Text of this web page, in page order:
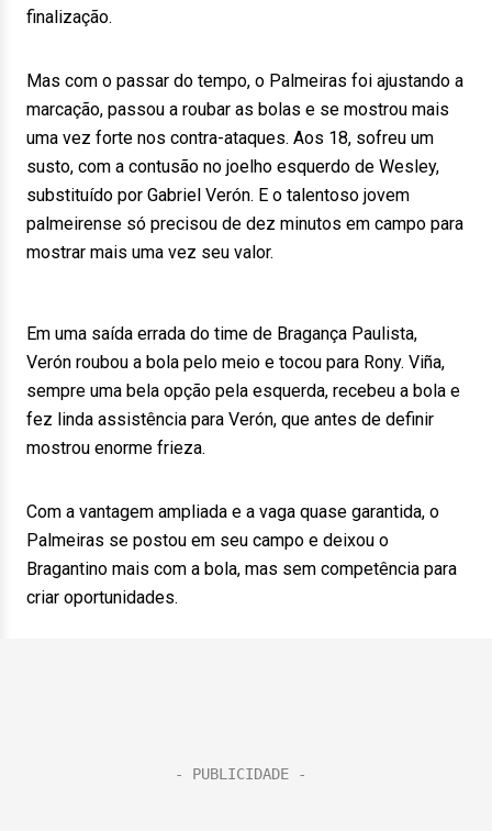
finalização.
Mas com o passar do tempo, o Palmeiras foi ajustando a
marcação, passou a roubar as bolas e se mostrou mais
uma vez forte nos contra-ataques. Aos 18, sofreu um
susto, com a contusão no joelho esquerdo de Wesley,
substituído por Gabriel Verón. E o talentoso jovem
palmeirense só precisou de dez minutos em campo para
mostrar mais uma vez seu valor.
Em uma saída errada do time de Bragança Paulista,
Verón roubou a bola pelo meio e tocou para Rony. Viña,
sempre uma bela opção pela esquerda, recebeu a bola e
fez linda assistência para Verón, que antes de definir
mostrou enorme frieza.
Com a vantagem ampliada e a vaga quase garantida, o
Palmeiras se postou em seu campo e deixou o
Bragantino mais com a bola, mas sem competência para
criar oportunidades.